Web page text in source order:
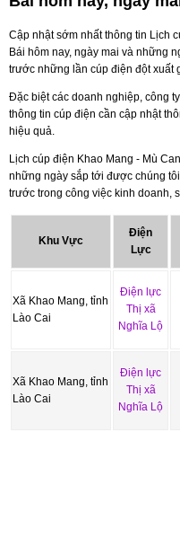
Cập nhật sớm nhất thông tin Lịch
Bái hôm nay, ngày mai và những
trước những lần cúp điện đột xuất
Đặc biệt các doanh nghiệp, công
thông tin cúp điện cần cập nhật
hiệu quả.
Lịch cúp điện Khao Mang - Mù
những ngày sắp tới được chúng
trước trong công việc kinh doanh,
Khu Vực
Điện
Lực
Xã Khao Mang, tỉnh
Lào Cai
Điện lực
Thị xã
Nghĩa Lộ
Xã Khao Mang, tỉnh
Lào Cai
Điện lực
Thị xã
Nghĩa Lộ